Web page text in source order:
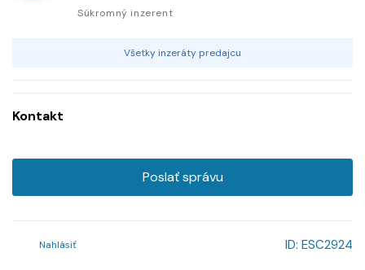
Súkromný inzerent
Všetky inzeráty predajcu
Kontakt
Poslať správu
Nahlásiť ID: ESC2924